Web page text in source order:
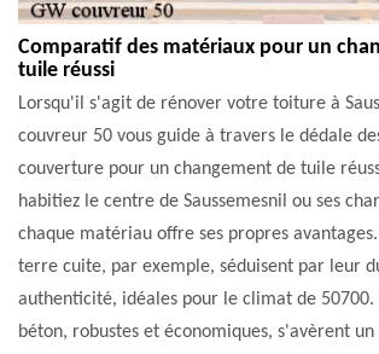
Comparatif des matériaux pour un
tuile réussi
Lorsqu'il s'agit de rénover votre toiture à
couvreur 50 vous guide à travers le dédale
couverture pour un changement de tuile
habitiez le centre de Saussemesnil ou ses
chaque matériau offre ses propres
terre cuite, par exemple, séduisent par leur
authenticité, idéales pour le climat de 50700.
béton, robustes et économiques, s'avèrent